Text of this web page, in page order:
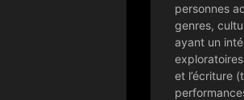
personnes
genres,
ayant un
et l’écriture